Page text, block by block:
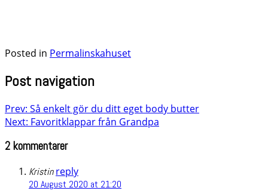
Posted in Permalinskahuset
Post navigation
Prev: Så enkelt gör du ditt eget body butter
Next: Favoritklappar från Grandpa
2 kommentarer
Kristin reply
20 August 2020 at 21:20